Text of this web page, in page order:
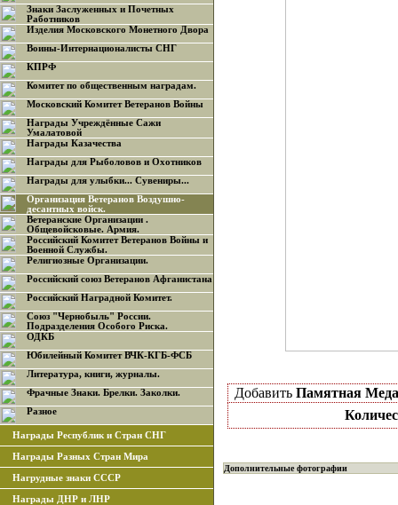
Знаки Заслуженных и Почетных
Работников
Изделия Московского Монетного Двора
Воины-Интернационалисты СНГ
КПРФ
Комитет по общественным наградам.
Московский Комитет Ветеранов Войны
Награды Учреждённые Сажи
Умалатовой
Награды Казачества
Награды для Рыболовов и Охотников
Награды для улыбки... Сувениры...
Организация Ветеранов Воздушно-
десантных войск.
Ветеранские Организации .
Общевойсковые. Армия.
Российский Комитет Ветеранов Войны и
Военной Службы.
Религиозные Организации.
Российский союз Ветеранов Афганистана
Российский Наградной Комитет.
Союз "Чернобыль" России.
Подразделения Особого Риска.
ОДКБ
Юбилейный Комитет ВЧК-КГБ-ФСБ
Литература, книги, журналы.
Фрачные Знаки. Брелки. Заколки.
Разное
Награды Республик и Стран СНГ
Награды Разных Стран Мира
Нагрудные знаки СССР
Награды ДНР и ЛНР
Добавить Памятная
Дополнительные фотографии